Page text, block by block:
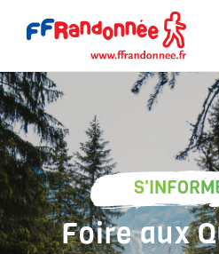
Foire aux